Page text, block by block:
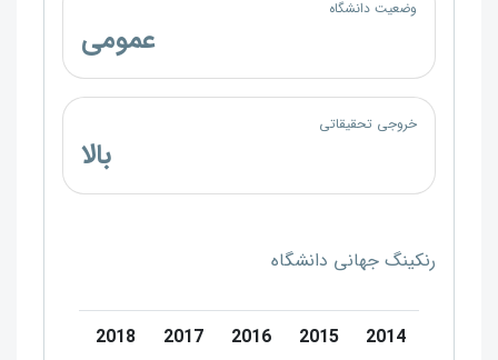
وضعیت دانشگاه
عمومی
خروجی تحقیقاتی
بالا
رنکینگ جهانی دانشگاه
2014
2015
2016
2017
2018